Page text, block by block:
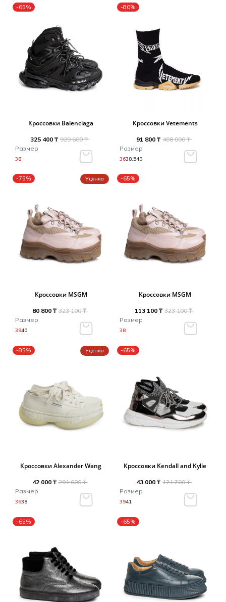
-65%
Кроссовки Balenciaga
325 400 ₸ 929 600 ₸
Размер
38
-80%
Кроссовки Vetements
91 800 ₸ 408 000 ₸
Размер
3638.540
-75% Уценка
Кроссовки MSGM
80 800 ₸ 323 100 ₸
Размер
3940
-65%
Кроссовки MSGM
113 100 ₸ 323 100 ₸
Размер
38
-85% Уценка
Кроссовки Alexander Wang
42 000 ₸ 291 600 ₸
Размер
3638
-65%
Кроссовки Kendall and Kylie
43 000 ₸ 121 700 ₸
Размер
3941
-65% -65%